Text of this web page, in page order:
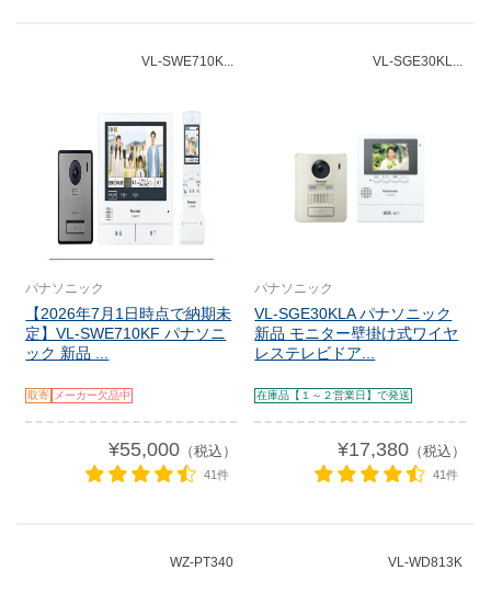
VL-SWE710K...
パナソニック
【2026年7月1日時点で納期未
定】VL-SWE710KF パナソニ
ック 新品 ...
取寄 メーカー欠品中
¥55,000（税込）
41件
VL-SGE30KL...
パナソニック
VL-SGE30KLA パナソニック
新品 モニター壁掛け式ワイヤ
レステレビドア...
在庫品【１～２営業日】で発送
¥17,380（税込）
41件
WZ-PT340 VL-WD813K